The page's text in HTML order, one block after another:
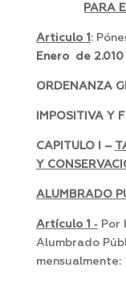
PARA
Articulo 1 :
Enero de 2.010
ORDENANZA
IMPOSITIVA Y
CAPITULO I –
Y
ALUMBRADO
Artículo 1 ‑ Por
Alumbrado
mensualmente: